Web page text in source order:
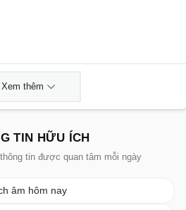
Xem thêm
TIN HỮU ÍCH
tin được quan tâm mỗi ngày
âm hôm nay